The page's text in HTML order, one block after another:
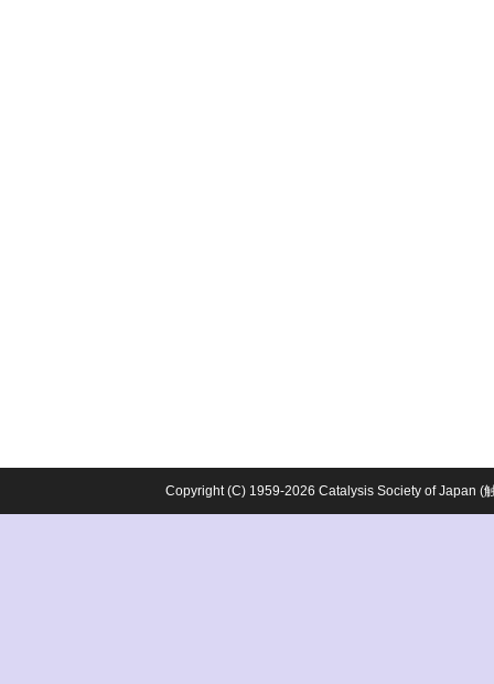
Copyright (C) 1959-2026 Catalysis Society of Japan (